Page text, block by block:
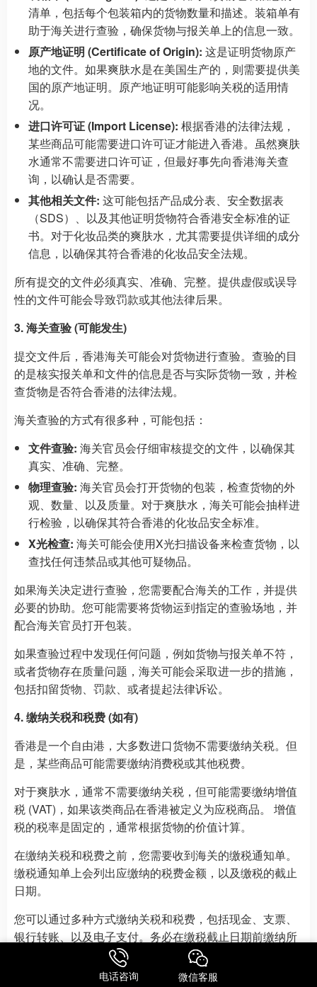
清单，包括每个包装箱内的货物数量和描述。装箱单有
助于海关进行查验，确保货物与报关单上的信息一致。
原产地证明 (Certificate of Origin): 这是证明货物原产
地的文件。如果爽肤水是在美国生产的，则需要提供美
国的原产地证明。原产地证明可能影响关税的适用情
况。
进口许可证 (Import License): 根据香港的法律法规，
某些商品可能需要进口许可证才能进入香港。虽然爽肤
水通常不需要进口许可证，但最好事先向香港海关查
询，以确认是否需要。
其他相关文件: 这可能包括产品成分表、安全数据表
（SDS）、以及其他证明货物符合香港安全标准的证
书。对于化妆品类的爽肤水，尤其需要提供详细的成分
信息，以确保其符合香港的化妆品安全法规。
所有提交的文件必须真实、准确、完整。提供虚假或误导
性的文件可能会导致罚款或其他法律后果。
3. 海关查验 (可能发生)
提交文件后，香港海关可能会对货物进行查验。查验的目
的是核实报关单和文件的信息是否与实际货物一致，并检
查货物是否符合香港的法律法规。
海关查验的方式有很多种，可能包括：
文件查验: 海关官员会仔细审核提交的文件，以确保其
真实、准确、完整。
物理查验: 海关官员会打开货物的包装，检查货物的外
观、数量、以及质量。对于爽肤水，海关可能会抽样进
行检验，以确保其符合香港的化妆品安全标准。
X光检查: 海关可能会使用X光扫描设备来检查货物，以
查找任何违禁品或其他可疑物品。
如果海关决定进行查验，您需要配合海关的工作，并提供
必要的协助。您可能需要将货物运到指定的查验场地，并
配合海关官员打开包装。
如果查验过程中发现任何问题，例如货物与报关单不符，
或者货物存在质量问题，海关可能会采取进一步的措施，
包括扣留货物、罚款、或者提起法律诉讼。
4. 缴纳关税和税费 (如有)
香港是一个自由港，大多数进口货物不需要缴纳关税。但
是，某些商品可能需要缴纳消费税或其他税费。
对于爽肤水，通常不需要缴纳关税，但可能需要缴纳增值
税 (VAT)，如果该类商品在香港被定义为应税商品。 增值
税的税率是固定的，通常根据货物的价值计算。
在缴纳关税和税费之前，您需要收到海关的缴税通知单。
缴税通知单上会列出应缴纳的税费金额，以及缴税的截止
日期。
您可以通过多种方式缴纳关税和税费，包括现金、支票、
银行转账、以及电子支付。务必在缴税截止日期前缴纳所
有应缴税费，以免产生滞纳金或其他法律后果。
电话咨询 微信客服